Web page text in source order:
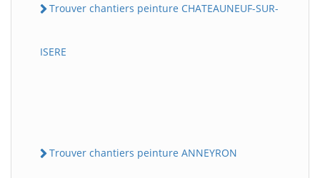
Trouver chantiers peinture CHATEAUNEUF-SUR-
ISERE
Trouver chantiers peinture ANNEYRON